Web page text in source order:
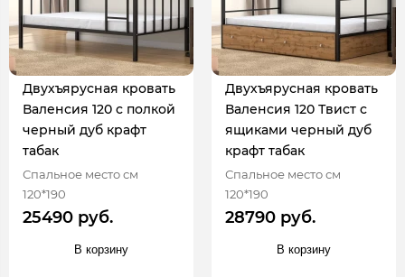
Двухъярусная кровать
Валенсия 120 с полкой
черный дуб крафт
табак
Спальное место см
120*190
25490 руб.
В корзину
Двухъярусная кровать
Валенсия 120 Твист с
ящиками черный дуб
крафт табак
Спальное место см
120*190
28790 руб.
В корзину